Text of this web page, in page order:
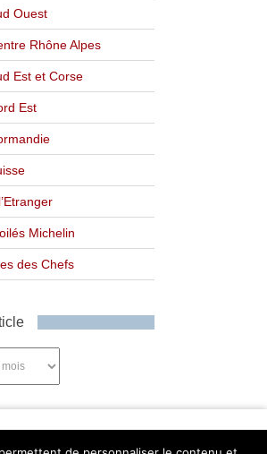
Ouest
Rhône Alpes
Est et Corse
Est
Michelin
des Chefs